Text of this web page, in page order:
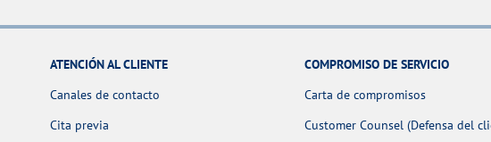
ATENCIÓN AL CLIENTE
Canales de contacto
Cita previa
COMPROMISO DE SERVICIO
Carta de compromisos
Customer Counsel (Defensa del